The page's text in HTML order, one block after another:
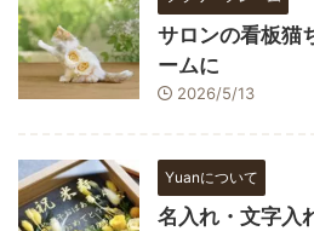
サロンの看板猫
ームに
2026/5/13
Yuanについて
名入れ・文字入